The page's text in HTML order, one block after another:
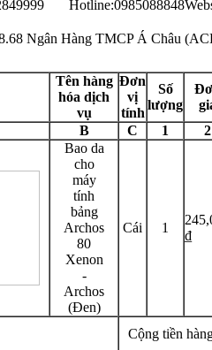
Hotline:0985088848
Ngân Hàng TMCP Á Châu
Tên hàng
hóa dịch
vụ
Đơn
vị
tính
Số
lượng
B C 1 2
Bao da
cho
máy
tính
bảng
Archos
80
Xenon
-
Archos
(Đen)
Cái 1
₫
Cộng tiền